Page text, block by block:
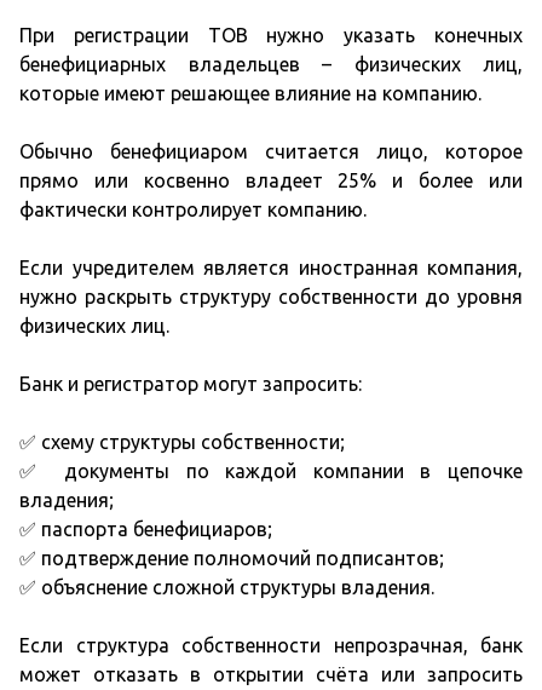
При регистрации ТОВ нужно указать конечных
бенефициарных владельцев – физических лиц,
которые имеют решающее влияние на компанию.
Обычно бенефициаром считается лицо, которое
прямо или косвенно владеет 25% и более или
фактически контролирует компанию.
Если учредителем является иностранная компания,
нужно раскрыть структуру собственности до уровня
физических лиц.
Банк и регистратор могут запросить:
✅ схему структуры собственности;
✅ документы по каждой компании в цепочке
владения;
✅ паспорта бенефициаров;
✅ подтверждение полномочий подписантов;
✅ объяснение сложной структуры владения.
Если структура собственности непрозрачная, банк
может отказать в открытии счёта или запросить